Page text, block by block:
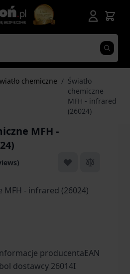
chemiczne / Światło
chemiczne
MFH - infrared
(26024)
MFH -
producentaEAN
dostawcy 26014I